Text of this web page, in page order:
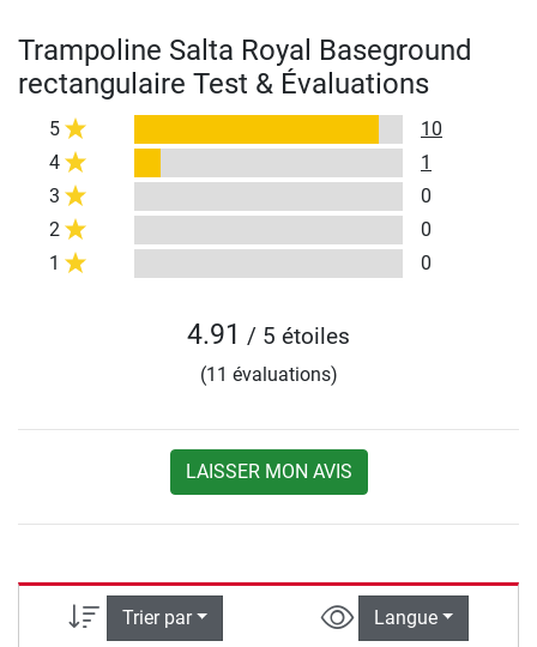
Trampoline Salta Royal Baseground
rectangulaire Test & Évaluations
5
10
4
1
3
0
2
0
1
0
4.91 / 5 étoiles
(11 évaluations)
LAISSER MON AVIS
Trier par Langue